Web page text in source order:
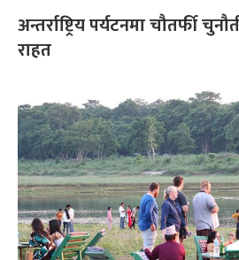
अन्तर्राष्ट्रिय पर्यटनमा चौतर्फी
राहत